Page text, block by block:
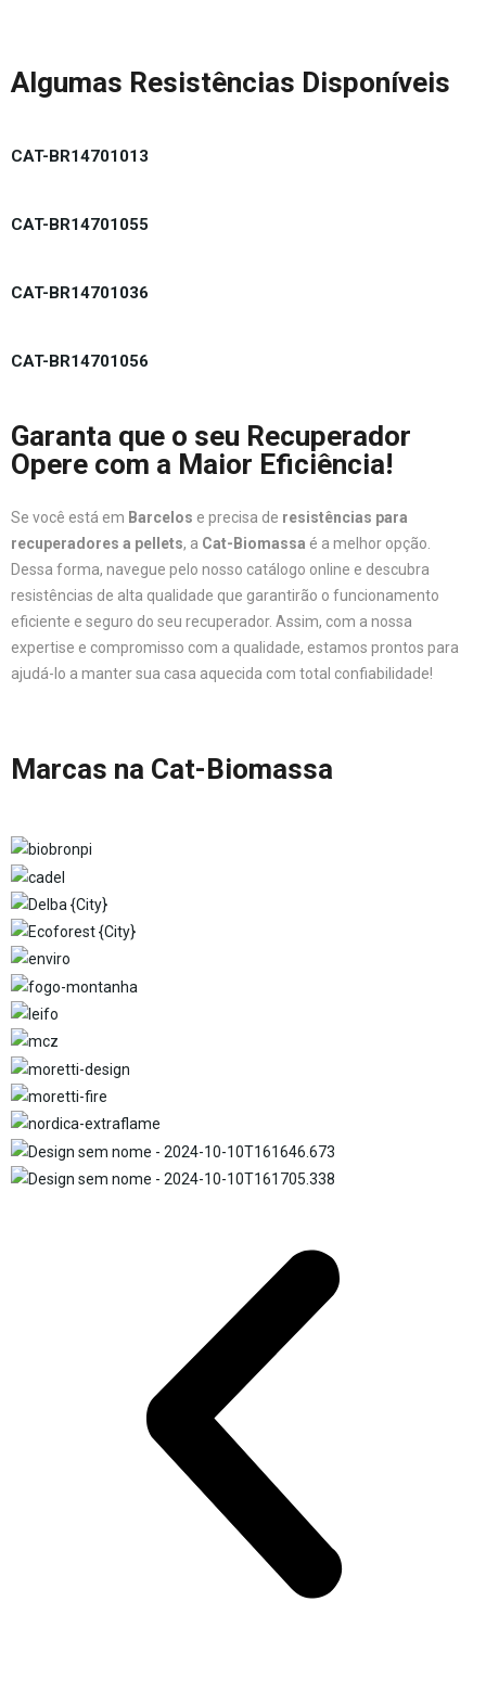
Algumas Resistências Disponíveis
CAT-BR14701013
CAT-BR14701055
CAT-BR14701036
CAT-BR14701056
Garanta que o seu Recuperador
Opere com a Maior Eficiência!
Se você está em Barcelos e precisa de resistências para
recuperadores a pellets, a Cat-Biomassa é a melhor opção.
Dessa forma, navegue pelo nosso catálogo online e descubra
resistências de alta qualidade que garantirão o funcionamento
eficiente e seguro do seu recuperador. Assim, com a nossa
expertise e compromisso com a qualidade, estamos prontos para
ajudá-lo a manter sua casa aquecida com total confiabilidade!
Marcas na Cat-Biomassa